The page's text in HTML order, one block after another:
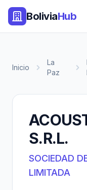
BoliviaHub
Inicio
La
Paz
S.R.L.
SOCIEDAD
LIMITADA